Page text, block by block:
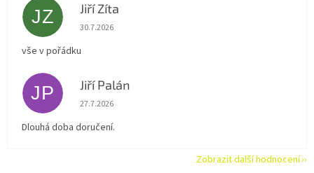
JZ Jiří Zíta
Hodnocení obchodu je 5 z 5 hvězdiček.
30.7.2026
vše v pořádku
JP Jiří Palán
Hodnocení obchodu je 5 z 5 hvězdiček.
27.7.2026
Dlouhá doba doručení.
Zobrazit další hodnocení